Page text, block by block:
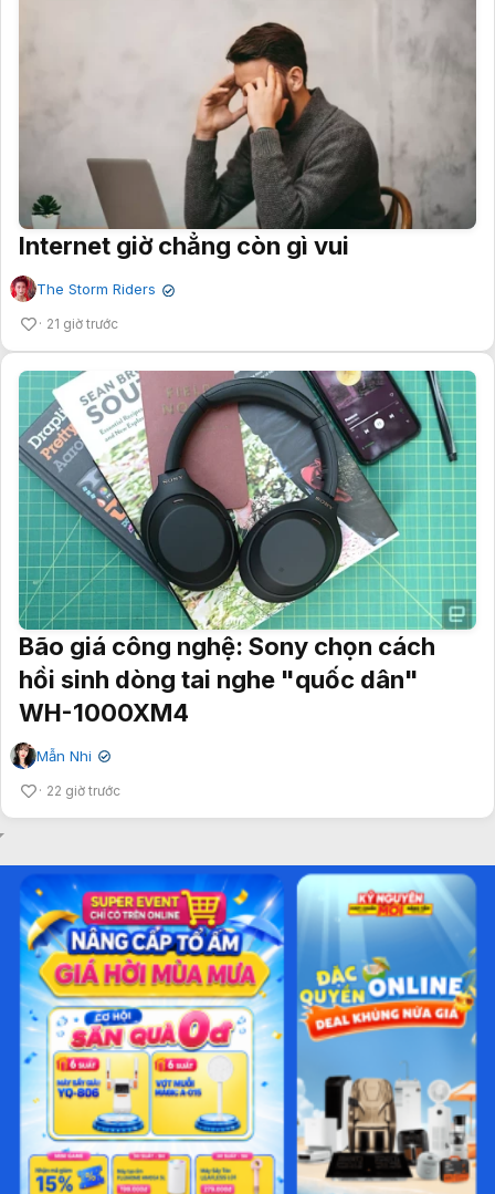
Internet giờ chẳng còn gì vui
The Storm Riders ✔
21 giờ trước
Bão giá công nghệ: Sony chọn cách
hồi sinh dòng tai nghe "quốc dân"
WH-1000XM4
Mẫn Nhi ✔
22 giờ trước